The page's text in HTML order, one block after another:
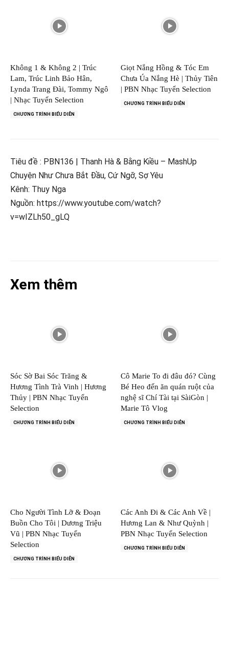
Không 1 & Không 2 | Trúc
Lam, Trúc Linh Bảo Hân,
Lynda Trang Đài, Tommy Ngô
| Nhạc Tuyển Selection
CHƯƠNG TRÌNH BIỂU DIỄN
Giọt Nắng Hồng & Tóc Em
Chưa Úa Nắng Hè | Thủy Tiên
| PBN Nhạc Tuyển Selection
CHƯƠNG TRÌNH BIỂU DIỄN
Tiêu đề : PBN136 | Thanh Hà & Bằng Kiều – MashUp
Chuyện Như Chưa Bắt Đầu, Cứ Ngỡ, Sợ Yêu
Kênh: Thuy Nga
Nguồn: https://www.youtube.com/watch?
v=wIZLh50_gLQ
Xem thêm
Sóc Sờ Bai Sóc Trăng &
Hương Tình Trà Vinh | Hương
Thủy | PBN Nhạc Tuyển
Selection
CHƯƠNG TRÌNH BIỂU DIỄN
Cô Marie To đi đâu đó? Cùng
Bé Heo đến ăn quán ruột của
nghệ sĩ Chí Tài tại SàiGòn |
Marie Tô Vlog
CHƯƠNG TRÌNH BIỂU DIỄN
Cho Người Tình Lỡ & Đoạn
Buồn Cho Tôi | Dương Triệu
Vũ | PBN Nhạc Tuyển
Selection
CHƯƠNG TRÌNH BIỂU DIỄN
Các Anh Đi & Các Anh Về |
Hương Lan & Như Quỳnh |
PBN Nhạc Tuyển Selection
CHƯƠNG TRÌNH BIỂU DIỄN